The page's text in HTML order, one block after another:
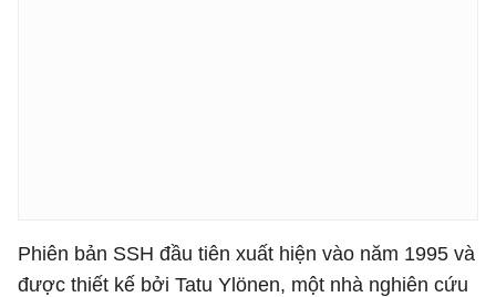
Phiên bản SSH đầu tiên xuất hiện vào năm 1995 và
được thiết kế bởi Tatu Ylönen, một nhà nghiên cứu